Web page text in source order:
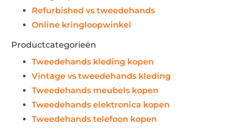
Refurbished vs tweedehands
Online kringloopwinkel
Productcategorieën
Tweedehands kleding kopen
Vintage vs tweedehands kleding
Tweedehands meubels kopen
Tweedehands elektronica kopen
Tweedehands telefoon kopen